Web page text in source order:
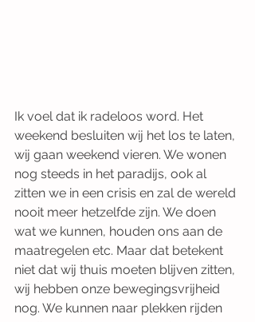
Ik voel dat ik radeloos word. Het
weekend besluiten wij het los te laten,
wij gaan weekend vieren. We wonen
nog steeds in het paradijs, ook al
zitten we in een crisis en zal de wereld
nooit meer hetzelfde zijn. We doen
wat we kunnen, houden ons aan de
maatregelen etc. Maar dat betekent
niet dat wij thuis moeten blijven zitten,
wij hebben onze bewegingsvrijheid
nog. We kunnen naar plekken rijden